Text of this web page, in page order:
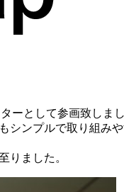
ーとして参画致しまし
シンプルで取り組み
りました。